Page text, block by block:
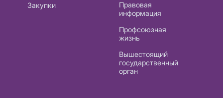
Закупки
Правовая
информация
Профсоюзная
жизнь
Вышестоящий
государственный
орган